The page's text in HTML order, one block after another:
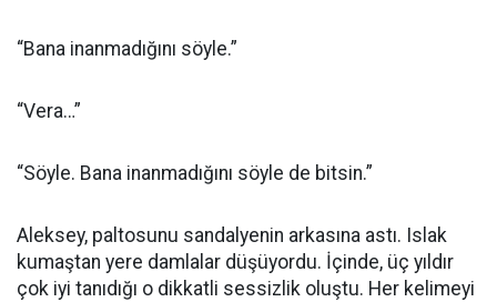
“Bana inanmadığını söyle.”
“Vera…”
“Söyle. Bana inanmadığını söyle de bitsin.”
Aleksey, paltosunu sandalyenin arkasına astı. Islak
kumaştan yere damlalar düşüyordu. İçinde, üç yıldır
çok iyi tanıdığı o dikkatli sessizlik oluştu. Her kelimeyi